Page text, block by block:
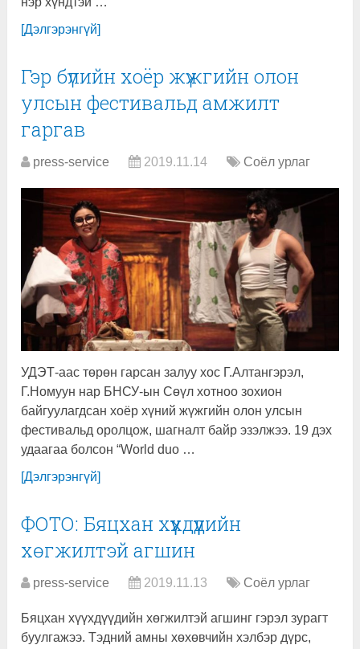
[Дэлгэрэнгүй]
Гэр бүлийн хоёр жүжгийн олон
улсын фестивальд амжилт
гаргав
press-service 2019.11.14 Соёл урлаг
УДЭТ-аас төрөн гарсан залуу хос Г.Алтангэрэл,
Г.Номуун нар БНСУ-ын Сөүл хотноо зохион
байгуулагдсан хоёр хүний жүжгийн олон улсын
фестивальд оролцож, шагналт байр эзэлжээ. 19 дэх
удаагаа болсон “World duo …
[Дэлгэрэнгүй]
ФОТО: Бяцхан хүүхдүүдийн
хөгжилтэй агшин
press-service 2019.11.13 Соёл урлаг
Бяцхан хүүхдүүдийн хөгжилтэй агшинг гэрэл зурагт
буулгажээ. Тэдний амны хөхөвчийн хэлбэр дүрс,